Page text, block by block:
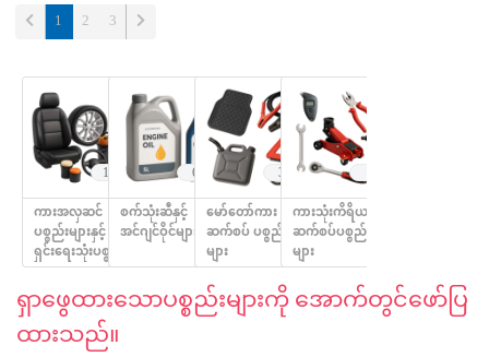
1 (current)
2 3
132
ကားအလှဆင်
ပစ္စည်းများနှင့် သန့်
ရှင်းရေးသုံးပစ္စည်း
65
စက်သုံးဆီနှင့်
အင်ဂျင်ဝိုင်များ
36
မော်တော်ကား
ဆက်စပ် ပစ္စည်း
များ
ကားသုံးကိရိယာနှင့်
ဆက်စပ်ပစ္စည်း
များ
ရှာ​ဖွေထား​​​သောပစ္စည်းများကို ​အောက်တွင်ဖော်ပြ
ထားသည်။